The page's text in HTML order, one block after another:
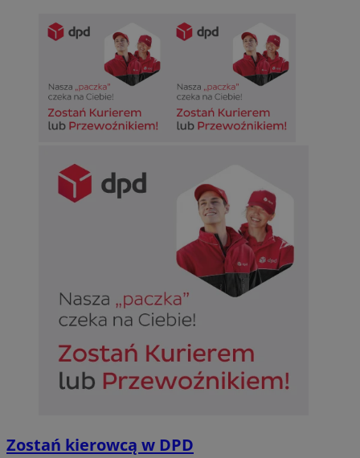
Zostań kierowcą w DPD